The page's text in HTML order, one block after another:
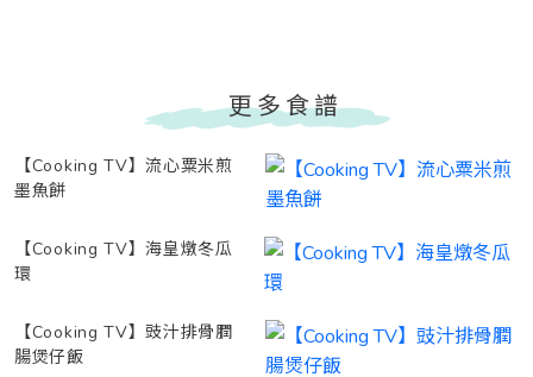
更多食譜
【Cooking TV】流心粟米煎
墨魚餅
【Cooking TV】海皇燉冬瓜
環
【Cooking TV】豉汁排骨膶
腸煲仔飯